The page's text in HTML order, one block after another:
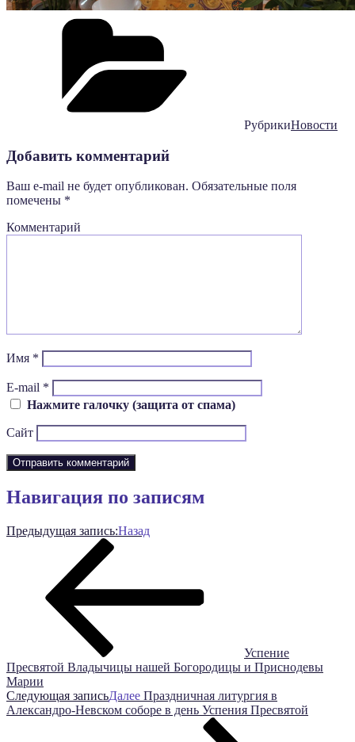
РубрикиНовости
Добавить комментарий
Ваш e-mail не будет опубликован. Обязательные поля
помечены *
Комментарий
Имя *
E-mail *
Нажмите галочку (защита от спама)
Сайт
Навигация по записям
Предыдущая запись:Назад
Успение
Пресвятой Владычицы нашей Богородицы и Приснодевы
Марии
Следующая записьДалее Праздничная литургия в
Александро-Невском соборе в день Успения Пресвятой